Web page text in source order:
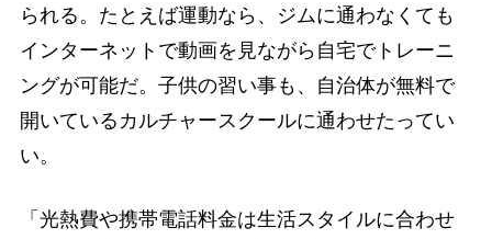
られる。たとえば運動なら、ジムに通わなくても
インターネットで動画を見ながら自宅でトレーニ
ングが可能だ。子供の習い事も、自治体が無料で
開いているカルチャースクールに通わせたってい
い。
「光熱費や携帯電話料金は生活スタイルに合わせ